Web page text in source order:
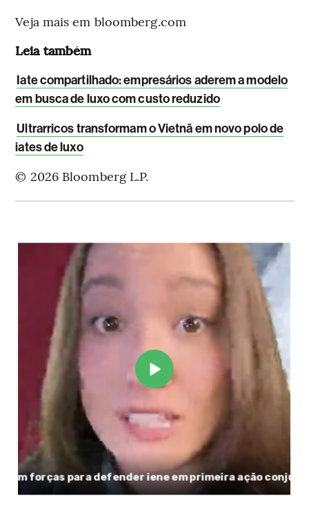
Veja mais em bloomberg.com
Leia também
Iate compartilhado: empresários aderem a modelo
em busca de luxo com custo reduzido
Ultrarricos transformam o Vietnã em novo polo de
iates de luxo
© 2026 Bloomberg L.P.